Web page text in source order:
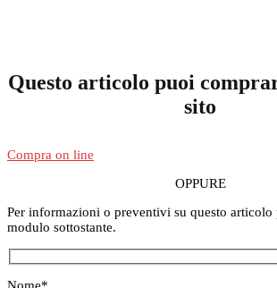
Questo articolo puoi
sito
Compra on line
OPPURE
Per informazioni o preventivi su questo articolo
modulo sottostante.